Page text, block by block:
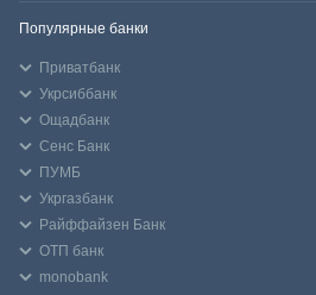
Популярные банки
Приватбанк
Укрсиббанк
Ощадбанк
Сенс Банк
ПУМБ
Укргазбанк
Райффайзен Банк
ОТП банк
monobank